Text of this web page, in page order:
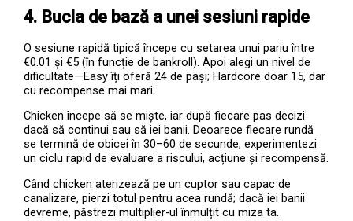
4. Bucla de bază a unei sesiuni rapide
O sesiune rapidă tipică începe cu setarea unui pariu între
€0.01 și €5 (în funcție de bankroll). Apoi alegi un nivel de
dificultate—Easy îți oferă 24 de pași; Hardcore doar 15, dar
cu recompense mai mari.
Chicken începe să se miște, iar după fiecare pas decizi
dacă să continui sau să iei banii. Deoarece fiecare rundă
se termină de obicei în 30–60 de secunde, experimentezi
un ciclu rapid de evaluare a riscului, acțiune și recompensă.
Când chicken aterizează pe un cuptor sau capac de
canalizare, pierzi totul pentru acea rundă; dacă iei banii
devreme, păstrezi multiplier-ul înmulțit cu miza ta.